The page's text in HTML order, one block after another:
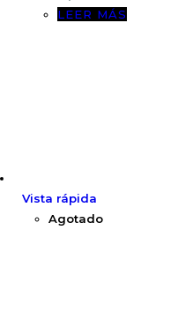
LEER MÁS
Vista rápida
Agotado